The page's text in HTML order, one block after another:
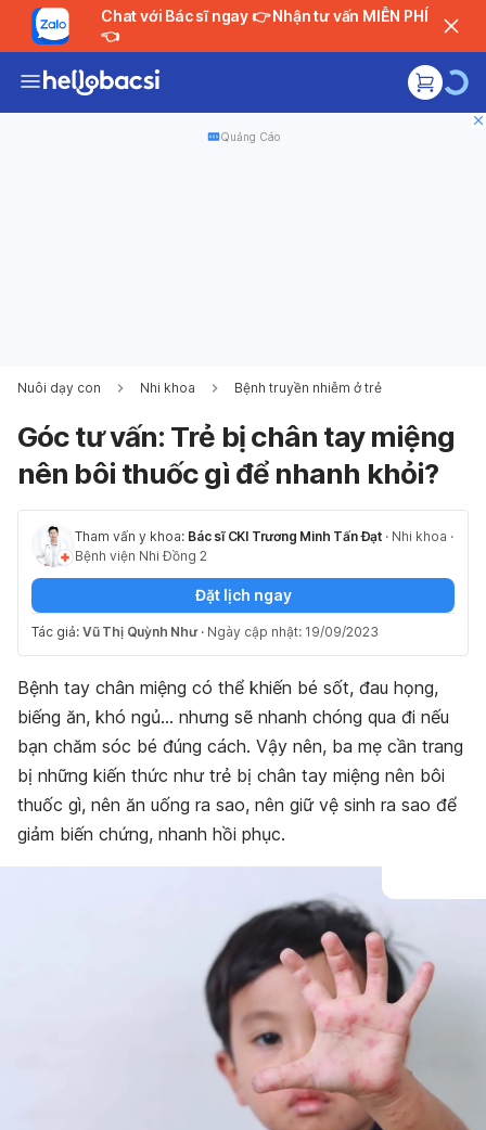
Chat với Bác sĩ ngay 👉 Nhận tư vấn MIỄN PHÍ
👈
Quảng Cáo
Nuôi dạy con Nhi khoa Bệnh truyền nhiễm ở trẻ
Góc tư vấn: Trẻ bị chân tay miệng
nên bôi thuốc gì để nhanh khỏi?
Tham vấn y khoa: Bác sĩ CKI Trương Minh Tấn Đạt · Nhi khoa ·
Bệnh viện Nhi Đồng 2
Đặt lịch ngay
Tác giả: Vũ Thị Quỳnh Như · Ngày cập nhật: 19/09/2023
Bệnh tay chân miệng có thể khiến bé sốt, đau họng,
biếng ăn, khó ngủ… nhưng sẽ nhanh chóng qua đi nếu
bạn chăm sóc bé đúng cách. Vậy nên, ba mẹ cần trang
bị những kiến thức như trẻ bị chân tay miệng nên bôi
thuốc gì, nên ăn uống ra sao, nên giữ vệ sinh ra sao để
giảm biến chứng, nhanh hồi phục.